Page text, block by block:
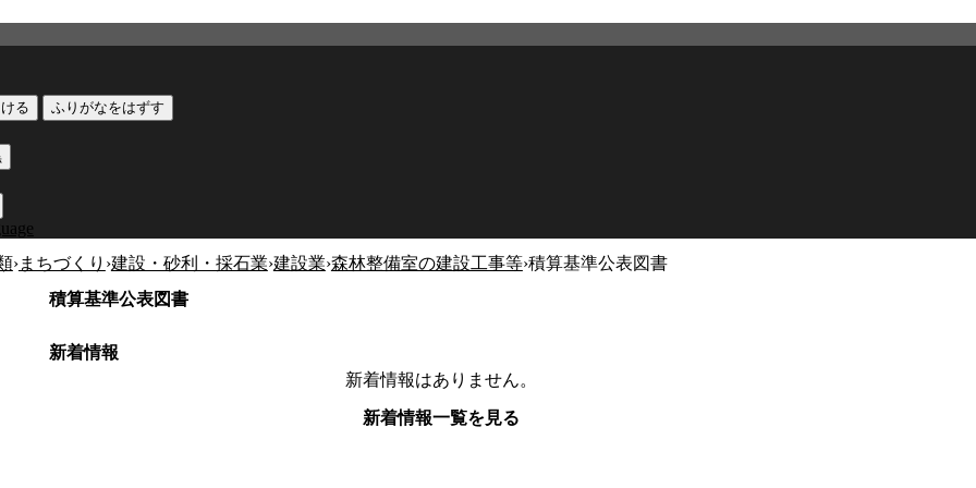
る ふりがなをはずす
›まちづくり ›建設・砂利・採石業›建設業›森林整備室の建設工事等›積算基準公表図書
積算基準公表図書
新着情報
新着情報はありません。
新着情報一覧を見る